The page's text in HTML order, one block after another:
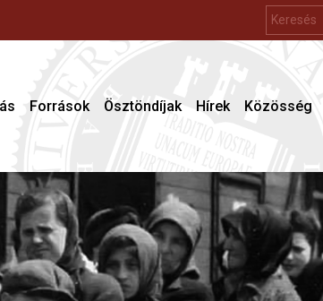
programok
programok
Források
Levéltári források
Könyvtár ‒ könyvek
Könyvtár ‒ folyóiratok
Kiadványok
Ösztöndíjak
Középiskolások
Alapképzéses diákok
Mesteris diákok és doktoranduszok
Fiatal kutatók és posztgraduálisok
Hírek Közösség